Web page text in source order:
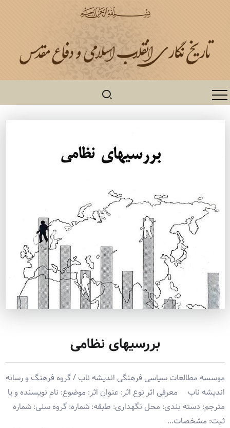
بررسیهای نظامی
موسسه مطالعات سیاسی فرهنگی اندیشه ناب / گروه فرهنگ و رسانه
اندیشه ناب معرفی اثر نوع اثر: عنوان اثر: موضوع: نام نویسنده و یا
مترجم: دسته بندی: محل نگهداری: طبقه: شماره: گروه سنی: شماره
ثبت: مشخصات...